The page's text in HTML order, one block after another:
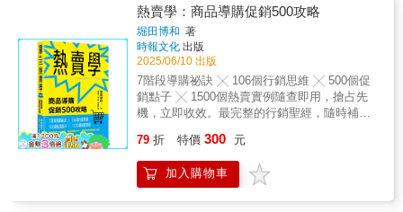
Paley），「非營利領導實驗室」（Nonprofit
Leadership Lab）共同創辦人「經營會員制事業
是創造穩定、可靠收入最簡單的方法之一，而
史都．麥克拉倫無疑是幫助你成功的權威。他
將經過驗證的財務成長方法，與對誠信、價值
觀與生活品質的堅持結合在一起。」——蘇
西．摩爾（Susie Moore），《輕鬆一點，沒關
係》（Let It Be Easy）作者「會員制是讓你從
每月焦慮邁向年度穩定成長的神奇橋梁，而麥
年來，麥克拉倫一直是會員經營領域的首選專
家，如今他把所有智慧都濃縮在這本易讀的書
裡。」——雪莉．布蘭德（Shelley
法、技能鍛鍊方法，是成為成功PO的基本功。
書中彙整高達50篇經典企業成功案例，遍及民
生、科技、傳產等多元產業，同時採用「使用
者情境導向」的編排方式，深入剖析產品開發
到上市的完整流程，並將每一篇精彩內容重點
視覺化，以精美圖解說明，無論是菜鳥還是老
鳥、或任一工作崗位，在面對不同產業與專案
相當實用的工具書。本書特色 ✪ 300頁以上全
彩印刷+150張圖解+50篇經典企業個案。✪ 全
台第一本將敏捷思維與行銷手法結合的經典著
嗎？本書精選150個新手最常遇到的難關與瓶
頸，內容涵蓋心態建立、人際應對、行銷技
巧、團隊經營與教育訓練，透過淺白實用的解
說與分類索引，幫助你有系統地解決每一道關
卡，順利從新手晉升為老手。無論你是初出茅
廬正要起步，還是已經身經百戰卻面臨瓶頸；
無論你是一邊上班一邊經營，還是全職全心投
入，這本書都能讓你少走彎路、提升效率、重
拾信心。組織行銷不簡單，但有方法。從這150
人。 = = = = = = = = = = = = = = = =▎專文推
薦李禮仲｜中華科技大學副校長蔡慧玲｜財團
法人台灣尤努斯基金會董事長／律師▎齊聲好
熱賣學：商品導購促銷500攻略
堀田博和 著
時報文化 出版
2025/06/10 出版
7階段導購祕訣 ╳ 106個行銷思維 ╳ 500個促
銷點子 ╳ 1500個熱賣實例隨查即用，搶占先
機，立即收效。最完整的行銷聖經，隨時補充
只要釐清產品與銷售目的、搭配不同的行銷工
具及手法，在銷售前先定位產品與消費者之間
的關係，同時思考「品牌」該怎麼在行銷策略
79 折 特價 300 元
加入購物車